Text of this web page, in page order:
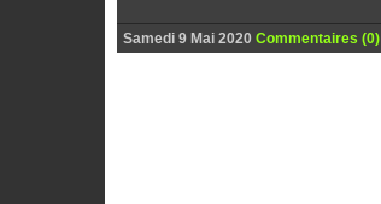
Samedi 9 Mai 2020 Commentaires (0)